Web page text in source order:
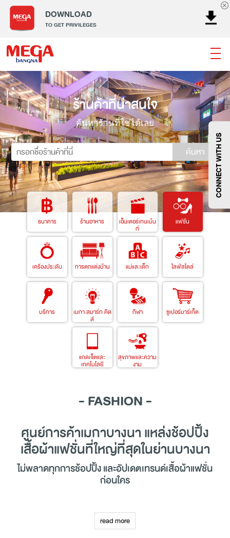
DOWNLOAD
TO GET PRIVILEGES
ธนาคาร ร้านอาหาร เอ็นเตอร์เทนเม้นท์
แฟชั่น
เครื่องประดับ
การตกแต่งบ้าน แม่และเด็ก
ไลฟ์สไตล์
บริการ
เมกา สมาร์ท คิดส์ กีฬา
ซูเปอร์มาร์เก็ต
แกดเจ็ตและเทคโนโลยี
สุขภาพและความงาม
แฟชั่น@Megabangna
CONNECT WITH US
ร้านค้าที่น่าสนใจ
ค้นหาร้านที่ใช่ได้เลย
ค้นหา
ธนาคาร ร้านอาหาร เอ็นเตอร์เทนเม้น
ท์
แฟชั่น
เครื่องประดับ การตกแต่งบ้าน แม่และเด็ก ไลฟ์สไตล์
บริการ เมกา สมาร์ท คิด
ส์
กีฬา ซูเปอร์มาร์เก็ต
แกดเจ็ตและ
เทคโนโลยี
สุขภาพและความ
งาม
- FASHION -
ศูนย์การค้าเมกาบางนา แหล่งช้อปปิ้ง
เสื้อผ้าแฟชั่นที่ใหญ่ที่สุดในย่านบางนา
ไม่พลาดทุกการช้อปปิ้งและอัปเดตเทรนด์เสื้อผ้าแฟชั่น
ก่อนใคร
บางนา ที่นี่คือจุดหมายปลายทางของผู้ที่หลงใหลในแฟชั่นและการแต่งตัว
ตั้งอยู่บนทำเลที่สะดวกสบาย เดินทางได้ง่ายทั้งจากในกรุงเทพฯ และ
read more